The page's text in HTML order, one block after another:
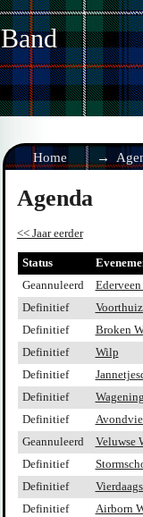
Band
Home
Agenda
<< Jaar eerder
Status
Geannuleerd
Definitief
Definitief
Broken
Definitief
Wilp
Definitief
Definitief
Definitief
Geannuleerd
Veluwse
Definitief
Definitief
Definitief
Airborn